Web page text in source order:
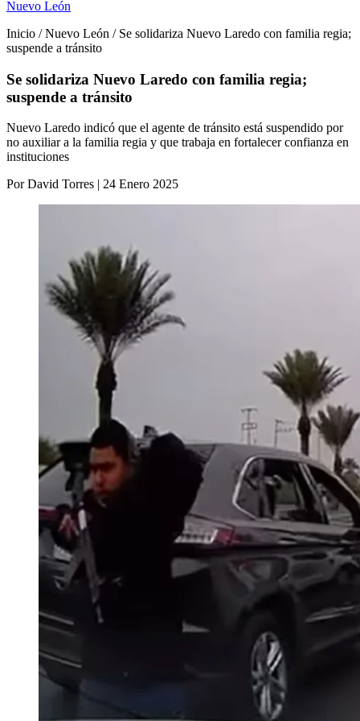
Nuevo León
Inicio / Nuevo León / Se solidariza Nuevo Laredo con familia regia;
suspende a tránsito
Se solidariza Nuevo Laredo con familia regia;
suspende a tránsito
Nuevo Laredo indicó que el agente de tránsito está suspendido por
no auxiliar a la familia regia y que trabaja en fortalecer confianza en
instituciones
Por David Torres | 24 Enero 2025